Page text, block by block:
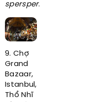
spersper.
9. Chợ
Grand
Bazaar,
Istanbul,
Thổ Nhĩ